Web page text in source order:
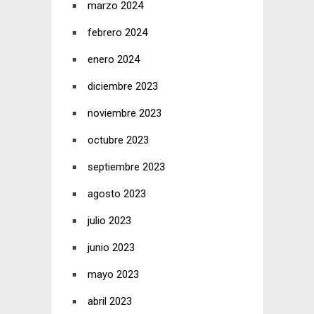
marzo 2024
febrero 2024
enero 2024
diciembre 2023
noviembre 2023
octubre 2023
septiembre 2023
agosto 2023
julio 2023
junio 2023
mayo 2023
abril 2023